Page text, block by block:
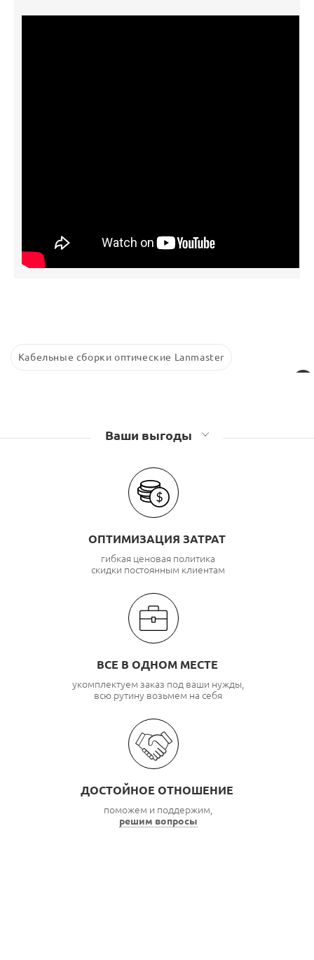
Кабельные сборки оптические Lanmaster
Ваши выгоды
ОПТИМИЗАЦИЯ ЗАТРАТ
гибкая ценовая политика
скидки постоянным клиентам
ВСЕ В ОДНОМ МЕСТЕ
укомплектуем заказ под ваши нужды,
всю рутину возьмем на себя
ДОСТОЙНОЕ ОТНОШЕНИЕ
поможем и поддержим,
решим вопросы